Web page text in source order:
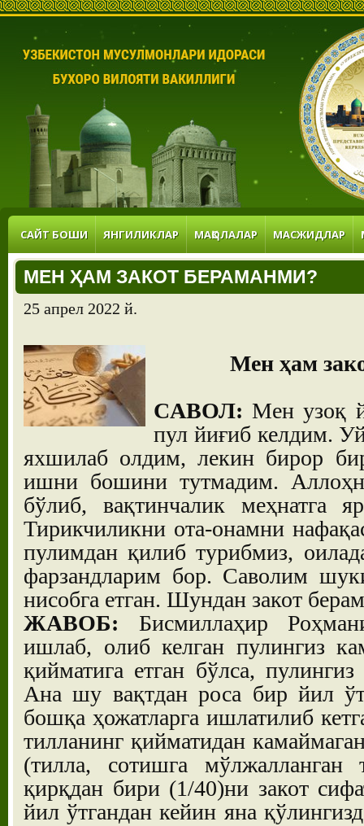
САЙТ БОШИ ЯНГИЛИКЛАР МАҚОЛАЛАР МАСЖИДЛАР
МЕН ҲАМ ЗАКОТ БЕРАМАНМИ?
25 апрел 2022 й.
Мен ҳам
CАВОЛ: Мен узоқ
пул йиғиб келдим.
яхшилаб олдим, лекин бирор
ишни бошини тутмадим.
бўлиб, вақтинчалик меҳнатга
Тирикчиликни ота-онамни
пулимдан қилиб турибмиз,
фарзандларим бор. Саволим
нисобга етган. Шундан закот
ЖАВОБ: Бисмиллаҳир
ишлаб, олиб келган пулингиз
қийматига етган бўлса,
Ана шу вақтдан роса бир йил
бошқа ҳожатларга ишлатилиб
тилланинг қийматидан
(тилла, сотишга мўлжалланган
қирқдан бири (1/40)ни закот
йил ўтгандан кейин яна